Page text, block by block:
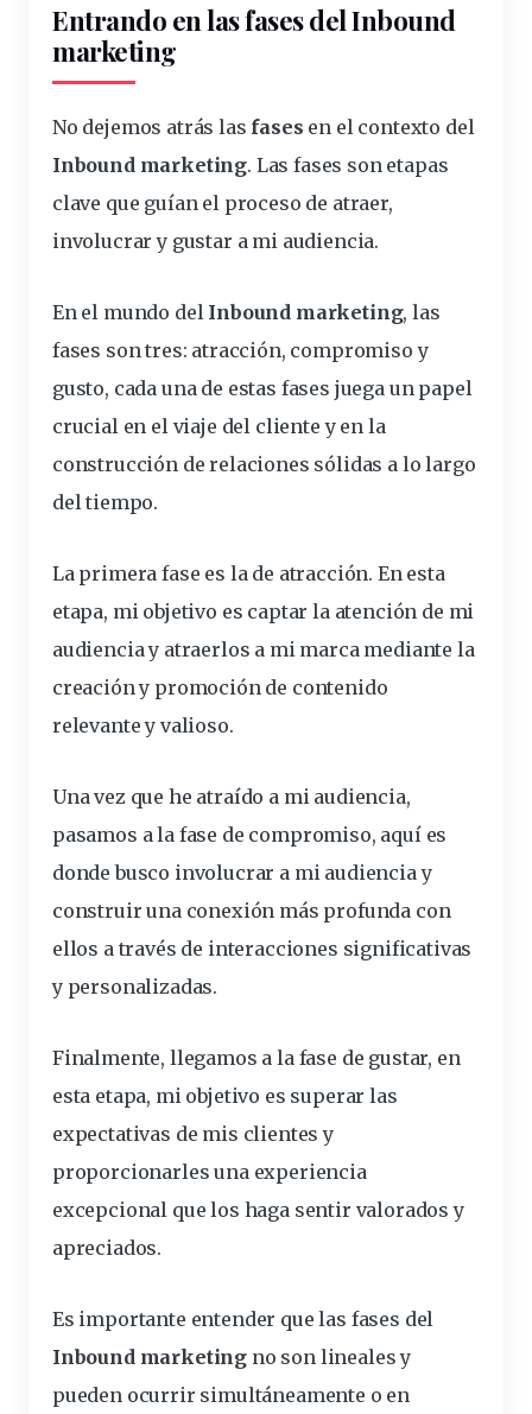
Entrando en las fases del Inbound
marketing
No dejemos atrás las fases en el contexto del
Inbound marketing. Las fases son etapas
clave que guían el proceso de atraer,
involucrar y gustar a mi audiencia.
En el mundo del Inbound marketing, las
fases son tres: atracción, compromiso y
gusto, cada una de estas fases juega un papel
crucial en el viaje del cliente y en la
construcción de relaciones sólidas a lo largo
del tiempo.
La primera fase es la de atracción. En esta
etapa, mi objetivo es captar la atención de mi
audiencia y atraerlos a mi marca mediante la
creación y promoción de contenido
relevante y valioso.
Una vez que he atraído a mi audiencia,
pasamos a la fase de compromiso, aquí es
donde busco involucrar a mi audiencia y
construir una conexión más profunda con
ellos a través de interacciones significativas
y personalizadas.
Finalmente, llegamos a la fase de gustar, en
esta etapa, mi objetivo es superar las
expectativas de mis clientes y
proporcionarles una experiencia
excepcional que los haga sentir valorados y
apreciados.
Es importante entender que las fases del
Inbound marketing no son lineales y
pueden ocurrir simultáneamente o en